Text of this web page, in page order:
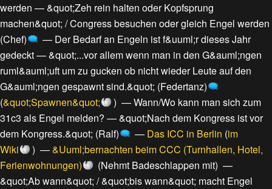
werden —&quot;Zeh rein halten oder Kopfsprung
machen&quot; / Congress besuchen oder gleich Engel werden
(Chef)
— Der Bedarf an Engeln ist f&uuml;r dieses Jahr
gedeckt—&quot;...vor allem wenn man in den G&auml;ngen
ruml&auml;uft um zu gucken ob nicht wieder Leute auf den
G&auml;ngen gespawnt sind.&quot; (Federtanz)
(&quot;Spawnen&quot; ) —Wann/Wo kann man sich zum
31c3 als Engel melden? —&quot;Nach dem Kongress ist vor
dem Kongress.&quot; (Ralf)
— Das ICC in Berlin (im
Wiki
) —&Uuml;bernachten beim CCC (Turnhallen, Hotel,
Ferienwohnungen)
(Nehmt Badeschlappen mit) —
&quot;Ab wann&quot; / &quot;bis wann&quot; macht Engel